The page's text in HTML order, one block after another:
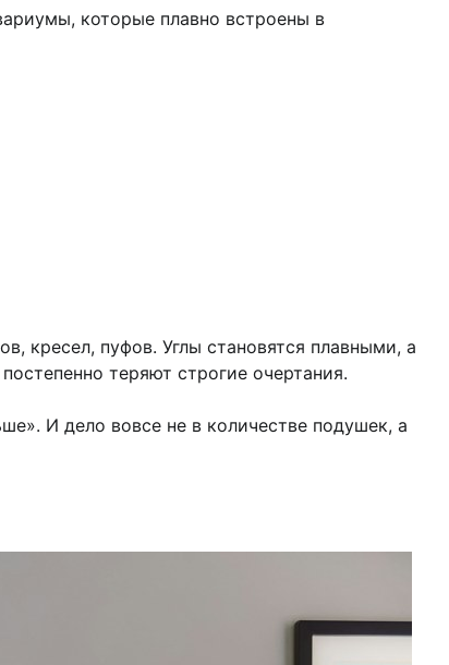
которые плавно встроены в
кресел, пуфов. Углы становятся плавными, а
теряют строгие очертания.
И дело вовсе не в количестве подушек, а